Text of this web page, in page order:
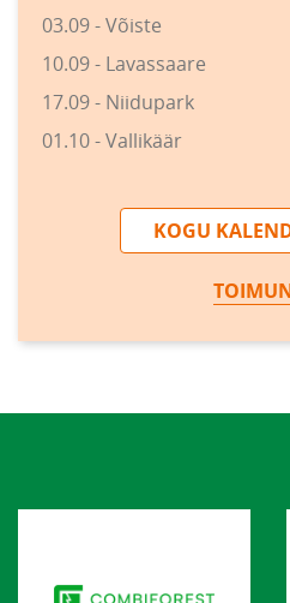
03.09 - Võiste
10.09 - Lavassaare
17.09 - Niidupark
01.10 - Vallikäär
KOGU